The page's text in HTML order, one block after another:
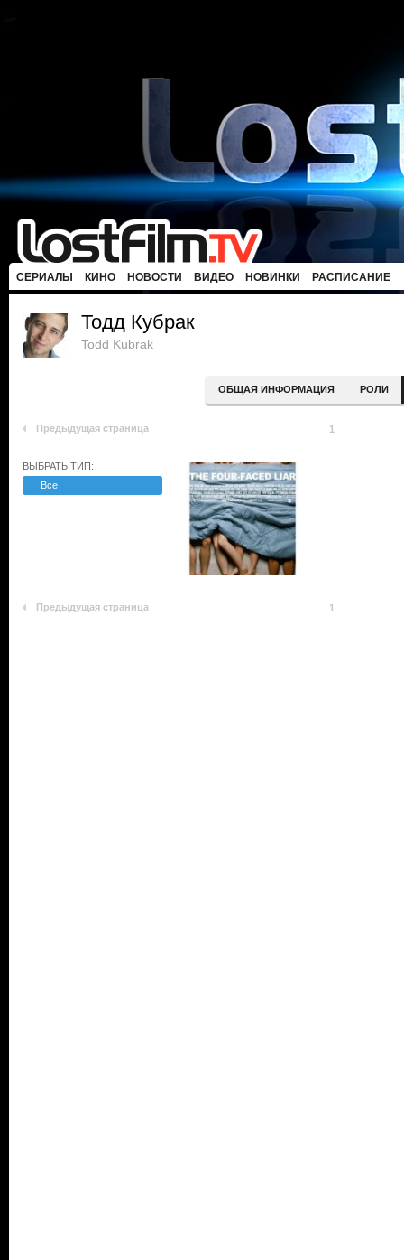
СЕРИАЛЫ КИНО НОВОСТИ ВИДЕО НОВИНКИ РАСПИСАНИЕ
Тодд Кубрак
Todd Kubrak
ОБЩАЯ ИНФОРМАЦИЯ РОЛИ
Предыдущая страница 1
ВЫБРАТЬ ТИП:
Все
Предыдущая страница 1